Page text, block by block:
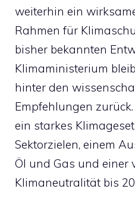
weiterhin ein
Rahmen für
bisher bekannten
Klimaministerium
hinter den
Empfehlungen
ein starkes
Sektorzielen, einem
Öl und Gas und einer
Klimaneutralität bis